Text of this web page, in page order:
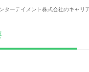
ターテイメント株式会社のキャリ